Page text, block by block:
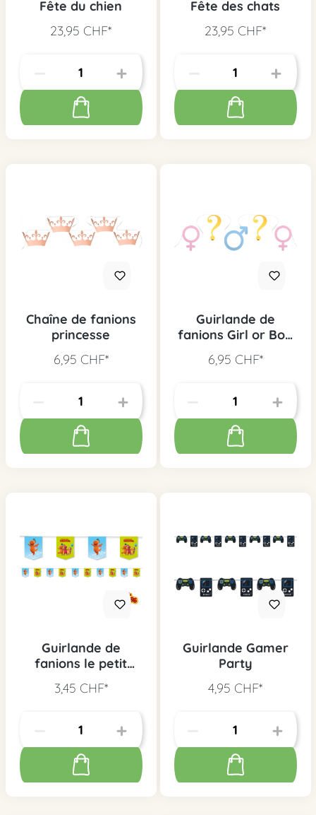
Fête du chien
23,95 CHF*
Fête des chats
23,95 CHF*
Chaîne de fanions
princesse
6,95 CHF*
Guirlande de
fanions Girl or Boy
6,95 CHF*
Guirlande de
fanions le petit
coco
3,45 CHF*
Guirlande Gamer
Party
4,95 CHF*